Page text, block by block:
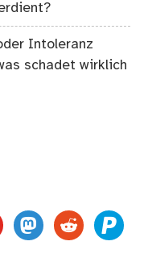
Intoleranz
schadet wirklich
mastodon
reddit paypal